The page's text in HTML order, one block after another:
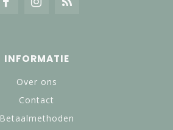
INFORMATIE
Over ons
Contact
Betaalmethoden